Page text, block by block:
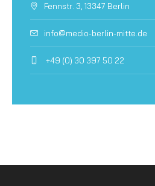
Fennstr. 3, 13347 Berlin
info@medio-berlin-mitte.de
+49 (0) 30 397 50 22